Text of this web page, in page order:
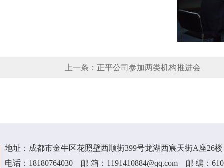
上一条： 正平公司参加两类机构推进会
地址：成都市金牛区花照壁西顺街399号龙湖西宸天街A座26楼
电话：18180764030 邮 箱：1191410884@qq.com 邮 编：